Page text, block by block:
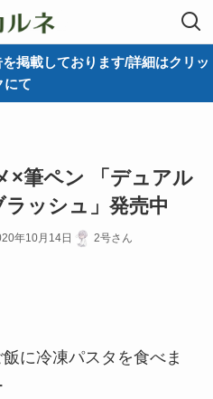
掲載しております/詳細はクリッ
にて
×筆ペン 「デュアル
ッシュ」発売中
年10月14日 2号さん
に冷凍パスタを食べま